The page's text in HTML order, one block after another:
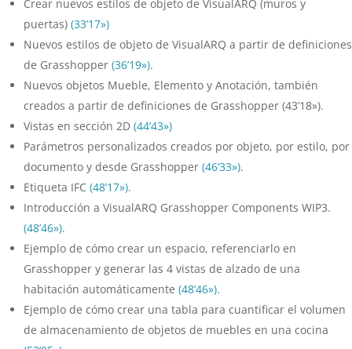
Crear nuevos estilos de objeto de VisualARQ (muros y
puertas) (33’17»)
Nuevos estilos de objeto de VisualARQ a partir de definiciones
de Grasshopper (36’19»).
Nuevos objetos Mueble, Elemento y Anotación, también
creados a partir de definiciones de Grasshopper (43’18»).
Vistas en sección 2D (44’43»)
Parámetros personalizados creados por objeto, por estilo, por
documento y desde Grasshopper (46’33»).
Etiqueta IFC (48’17»).
Introducción a VisualARQ Grasshopper Components WIP3.
(48’46»).
Ejemplo de cómo crear un espacio, referenciarlo en
Grasshopper y generar las 4 vistas de alzado de una
habitación automáticamente (48’46»).
Ejemplo de cómo crear una tabla para cuantificar el volumen
de almacenamiento de objetos de muebles en una cocina